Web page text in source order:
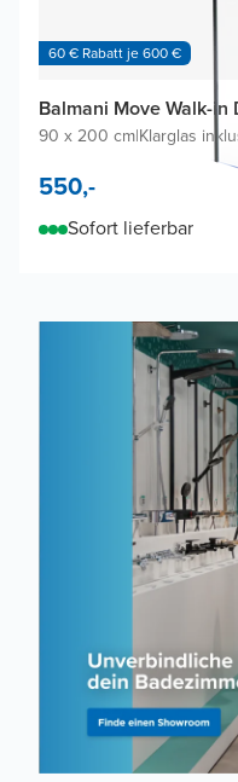
60 € Rabatt je 600 €
Balmani Move Walk-in
90 x 200 cm|Klarglas
550,-
Sofort lieferbar